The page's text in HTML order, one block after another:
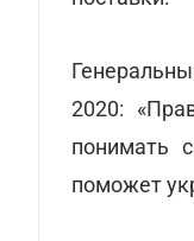
2020:
понимать
поможет